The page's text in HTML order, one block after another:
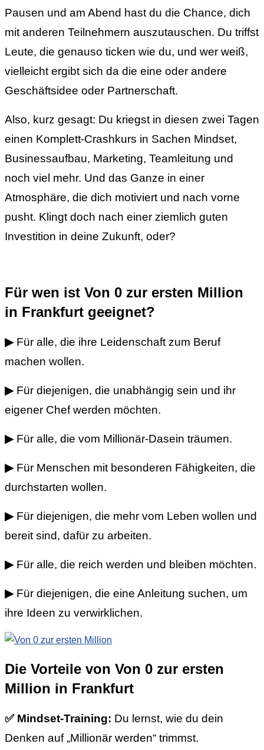
Pausen und am Abend hast du die Chance, dich
mit anderen Teilnehmern auszutauschen. Du triffst
Leute, die genauso ticken wie du, und wer weiß,
vielleicht ergibt sich da die eine oder andere
Geschäftsidee oder Partnerschaft.
Also, kurz gesagt: Du kriegst in diesen zwei Tagen
einen Komplett-Crashkurs in Sachen Mindset,
Businessaufbau, Marketing, Teamleitung und
noch viel mehr. Und das Ganze in einer
Atmosphäre, die dich motiviert und nach vorne
pusht. Klingt doch nach einer ziemlich guten
Investition in deine Zukunft, oder?
Für wen ist Von 0 zur ersten Million
in Frankfurt geeignet?
▶ Für alle, die ihre Leidenschaft zum Beruf
machen wollen.
▶ Für diejenigen, die unabhängig sein und ihr
eigener Chef werden möchten.
▶ Für alle, die vom Millionär-Dasein träumen.
▶ Für Menschen mit besonderen Fähigkeiten, die
durchstarten wollen.
▶ Für diejenigen, die mehr vom Leben wollen und
bereit sind, dafür zu arbeiten.
▶ Für alle, die reich werden und bleiben möchten.
▶ Für diejenigen, die eine Anleitung suchen, um
ihre Ideen zu verwirklichen.
Die Vorteile von Von 0 zur ersten
Million in Frankfurt
✅ Mindset-Training: Du lernst, wie du dein
Denken auf „Millionär werden“ trimmst.